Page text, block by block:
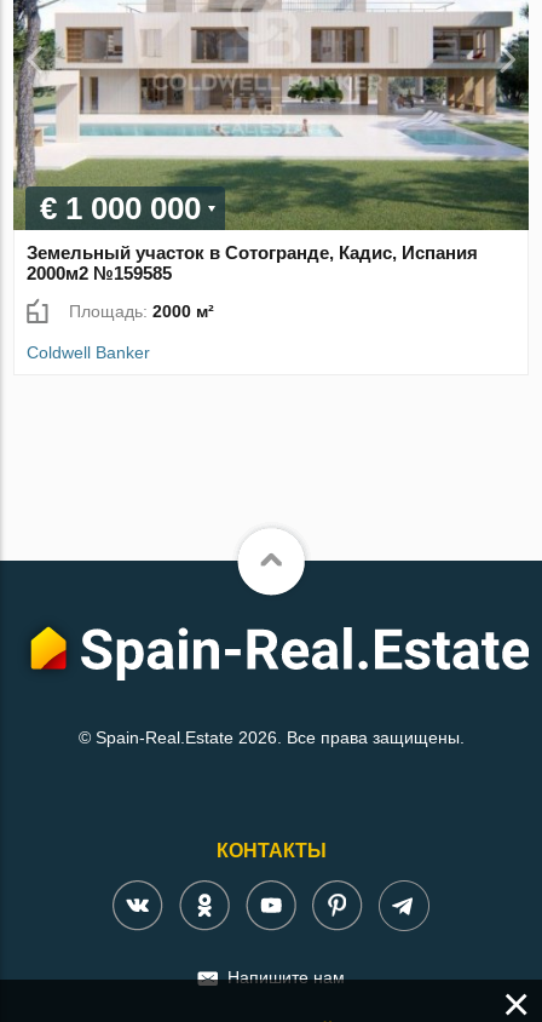
€ 1 000 000
Земельный участок в Сотогранде, Кадис, Испания
2000м2 №159585
Площадь:2000 м²
Coldwell Banker
© Spain-Real.Estate 2026. Все права защищены.
КОНТАКТЫ
Напишите нам
×